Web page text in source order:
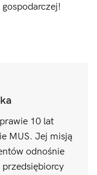
10 lat
MUS. Jej misją
odnośnie